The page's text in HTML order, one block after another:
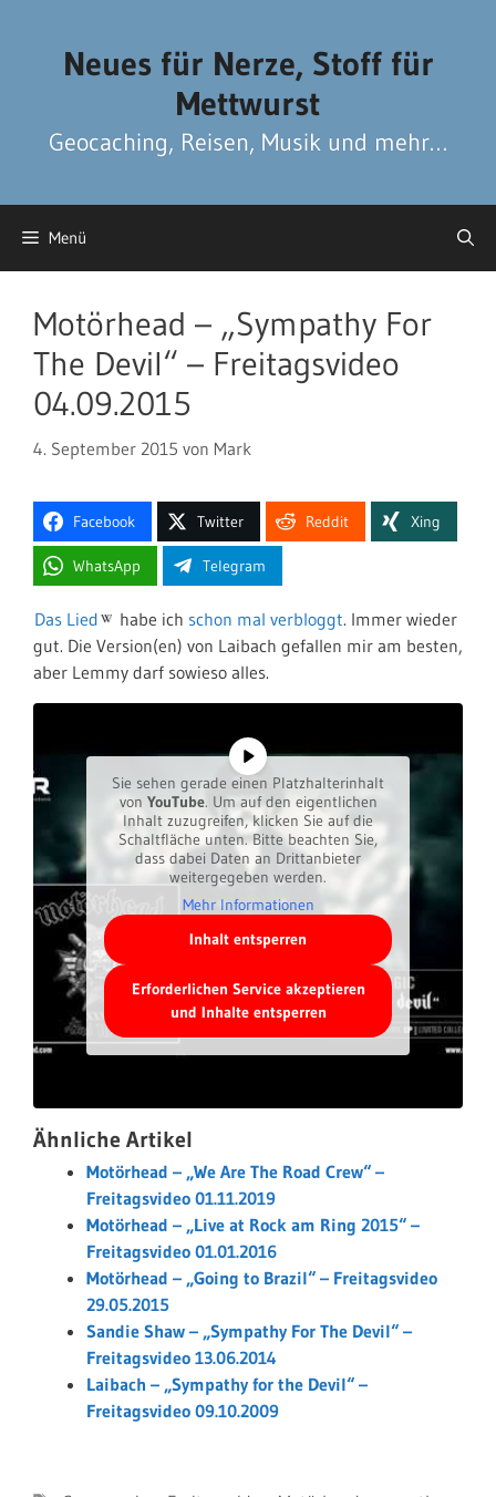
Neues für Nerze, Stoff für
Mettwurst
Geocaching, Reisen, Musik und mehr…
Menü
Motörhead – „Sympathy For
The Devil“ – Freitagsvideo
04.09.2015
4. September 2015 von Mark
Facebook Twitter Reddit Xing
WhatsApp Telegram
Das Lied habe ich schon mal verbloggt. Immer wieder
gut. Die Version(en) von Laibach gefallen mir am besten,
aber Lemmy darf sowieso alles.
Sie sehen gerade einen Platzhalterinhalt
von YouTube. Um auf den eigentlichen
Inhalt zuzugreifen, klicken Sie auf die
Schaltfläche unten. Bitte beachten Sie,
dass dabei Daten an Drittanbieter
weitergegeben werden.
Mehr Informationen
Inhalt entsperren
Erforderlichen Service akzeptieren
und Inhalte entsperren
Ähnliche Artikel
Motörhead – „We Are The Road Crew“ –
Freitagsvideo 01.11.2019
Motörhead – „Live at Rock am Ring 2015“ –
Freitagsvideo 01.01.2016
Motörhead – „Going to Brazil“ – Freitagsvideo
29.05.2015
Sandie Shaw – „Sympathy For The Devil“ –
Freitagsvideo 13.06.2014
Laibach – „Sympathy for the Devil“ –
Freitagsvideo 09.10.2009